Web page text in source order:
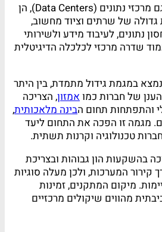
חוות שרתים, המכונות גם מרכזי נתונים (Data Centers), הן
של שרתים וציוד מחשוב,
נתונים, לעיבוד מידע ולשירותי
שדרה מרכזי לכלכלה הדיגיטלית
במגמת גידול מתמדת, בין היתר
של חברות כמואמזון, הצריכה
והתפתחות תחום הבינה מלאכותית,
מגמה זו הפכה את התחום ליעד
טכנולוגיה וקרנות תשתית.
בהשקעות הון גבוהות ובצריכת
קירור המערכות, ולכן מעלה סוגיות
מיקום המתקנים, זמינות
מהווים שיקולים מרכזיים